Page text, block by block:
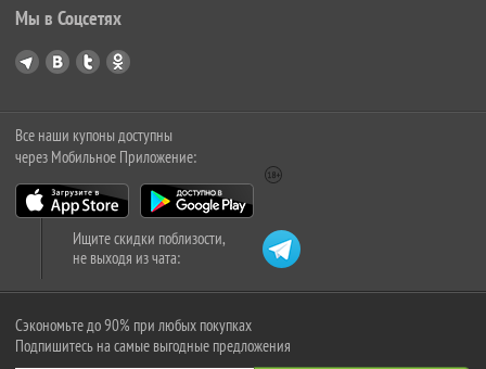
Мы в Соцсетях
Все наши купоны доступны
через Мобильное Приложение:
Ищите скидки поблизости,
не выходя из чата:
Сэкономьте до 90% при любых покупках
Подпишитесь на самые выгодные предложения